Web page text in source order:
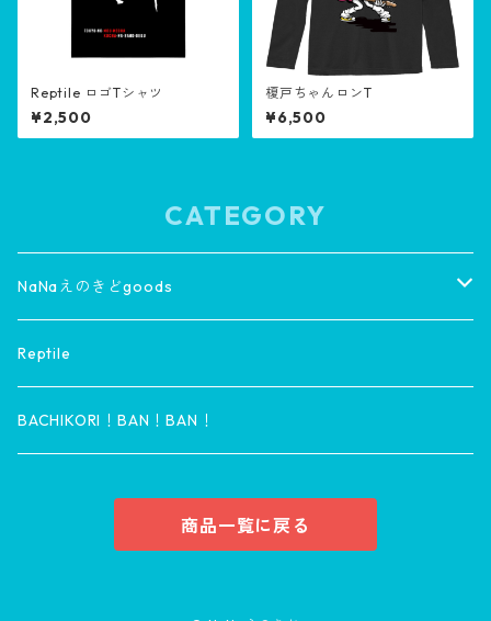
Reptile ロゴTシャツ
¥2,500
榎戸ちゃんロンT
¥6,500
CATEGORY
NaNaえのきどgoods
wear
HOME goods
Reptile
BACHIKORI！BAN！BAN！
商品一覧に戻る